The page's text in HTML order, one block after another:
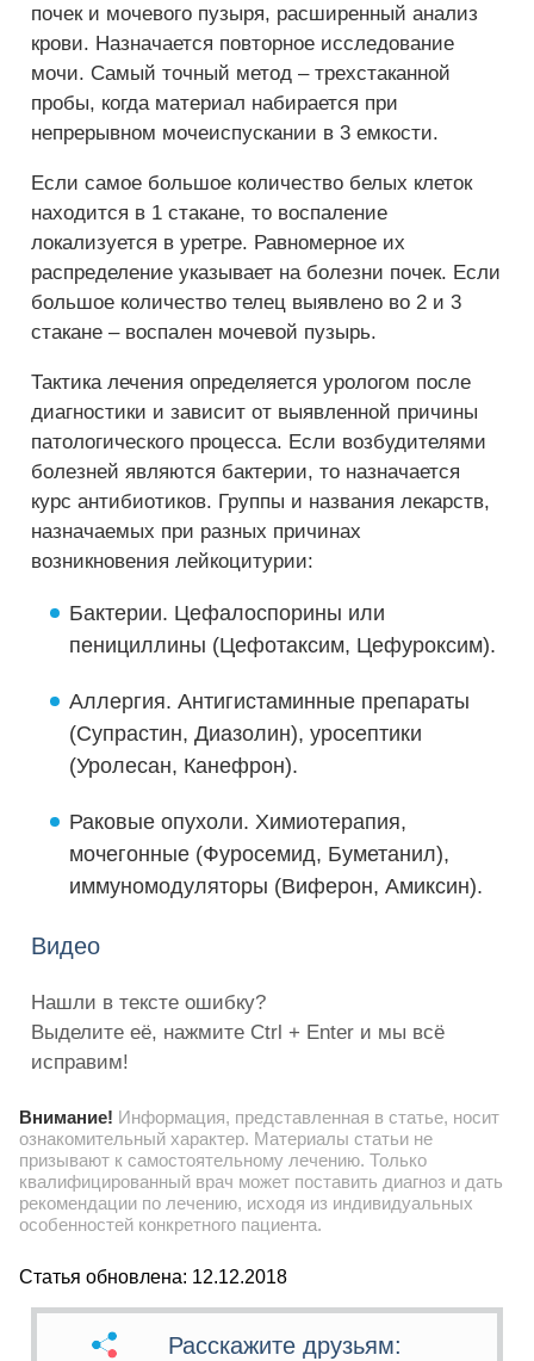
почек и мочевого пузыря, расширенный анализ
крови. Назначается повторное исследование
мочи. Самый точный метод – трехстаканной
пробы, когда материал набирается при
непрерывном мочеиспускании в 3 емкости.
Если самое большое количество белых клеток
находится в 1 стакане, то воспаление
локализуется в уретре. Равномерное их
распределение указывает на болезни почек. Если
большое количество телец выявлено во 2 и 3
стакане – воспален мочевой пузырь.
Тактика лечения определяется урологом после
диагностики и зависит от выявленной причины
патологического процесса. Если возбудителями
болезней являются бактерии, то назначается
курс антибиотиков. Группы и названия лекарств,
назначаемых при разных причинах
возникновения лейкоцитурии:
Бактерии. Цефалоспорины или
пенициллины (Цефотаксим, Цефуроксим).
Аллергия. Антигистаминные препараты
(Супрастин, Диазолин), уросептики
(Уролесан, Канефрон).
Раковые опухоли. Химиотерапия,
мочегонные (Фуросемид, Буметанил),
иммуномодуляторы (Виферон, Амиксин).
Видео
Нашли в тексте ошибку?
Выделите её, нажмите Ctrl + Enter и мы всё
исправим!
Внимание! Информация, представленная в статье, носит
ознакомительный характер. Материалы статьи не
призывают к самостоятельному лечению. Только
квалифицированный врач может поставить диагноз и дать
рекомендации по лечению, исходя из индивидуальных
особенностей конкретного пациента.
Статья обновлена: 12.12.2018
Расскажите друзьям: